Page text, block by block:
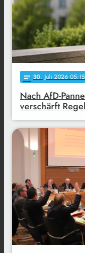
notes 30. Juli 2026 05:15
Nach AfD-
verschärft